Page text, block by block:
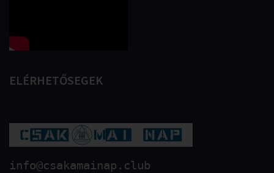
ELÉRHETŐSEGEK
info@csakamainap.club